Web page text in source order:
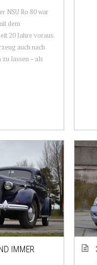
NSU Ro 80 war
dem
20 Jahre voraus.
auch nach
lassen – als
IMMER